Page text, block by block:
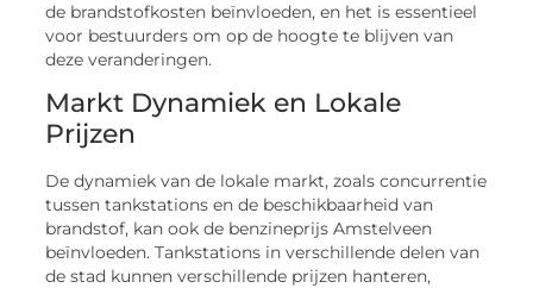
de brandstofkosten beïnvloeden, en het is essentieel
voor bestuurders om op de hoogte te blijven van
deze veranderingen.
Markt Dynamiek en Lokale
Prijzen
De dynamiek van de lokale markt, zoals concurrentie
tussen tankstations en de beschikbaarheid van
brandstof, kan ook de benzineprijs Amstelveen
beïnvloeden. Tankstations in verschillende delen van
de stad kunnen verschillende prijzen hanteren,